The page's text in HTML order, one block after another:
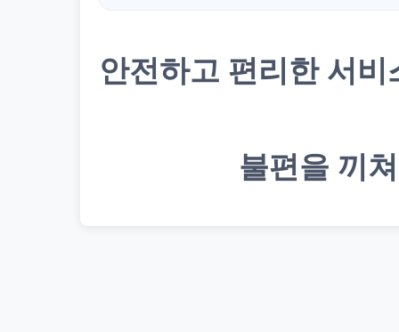
안전하고 편리한 서
불편을 끼